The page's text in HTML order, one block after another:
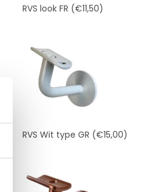
RVS look FR (€11,50)
RVS Wit type GR (€15,00)